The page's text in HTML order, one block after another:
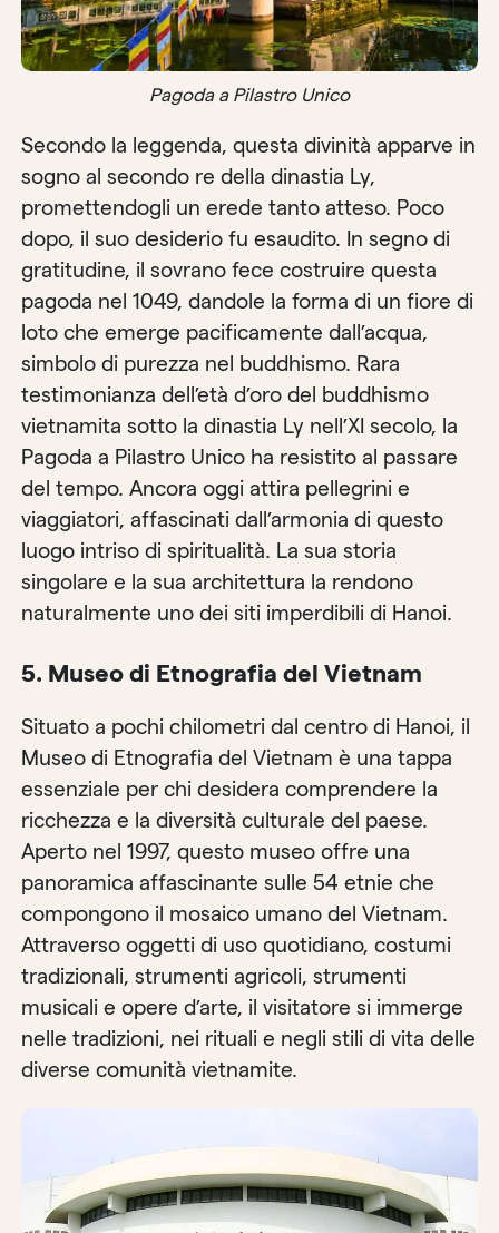
Pagoda a Pilastro Unico
Secondo la leggenda, questa divinità apparve in
sogno al secondo re della dinastia Ly,
promettendogli un erede tanto atteso. Poco
dopo, il suo desiderio fu esaudito. In segno di
gratitudine, il sovrano fece costruire questa
pagoda nel 1049, dandole la forma di un fiore di
loto che emerge pacificamente dall’acqua,
simbolo di purezza nel buddhismo. Rara
testimonianza dell’età d’oro del buddhismo
vietnamita sotto la dinastia Ly nell’XI secolo, la
Pagoda a Pilastro Unico ha resistito al passare
del tempo. Ancora oggi attira pellegrini e
viaggiatori, affascinati dall’armonia di questo
luogo intriso di spiritualità. La sua storia
singolare e la sua architettura la rendono
naturalmente uno dei siti imperdibili di Hanoi.
5. Museo di Etnografia del Vietnam
Situato a pochi chilometri dal centro di Hanoi, il
Museo di Etnografia del Vietnam è una tappa
essenziale per chi desidera comprendere la
ricchezza e la diversità culturale del paese.
Aperto nel 1997, questo museo offre una
panoramica affascinante sulle 54 etnie che
compongono il mosaico umano del Vietnam.
Attraverso oggetti di uso quotidiano, costumi
tradizionali, strumenti agricoli, strumenti
musicali e opere d’arte, il visitatore si immerge
nelle tradizioni, nei rituali e negli stili di vita delle
diverse comunità vietnamite.